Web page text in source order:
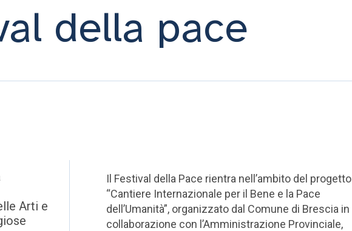
della pace
Arti e
Il Festival della Pace rientra nell’ambito del progetto
“Cantiere Internazionale per il Bene e la Pace
dell’Umanità”, organizzato dal Comune di Brescia in
collaborazione con l’Amministrazione Provinciale,